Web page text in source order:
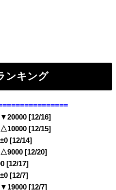
ンキング
[12/16]
[12/15]
[12/14]
[12/20]
[12/17]
[12/7]
[12/7]